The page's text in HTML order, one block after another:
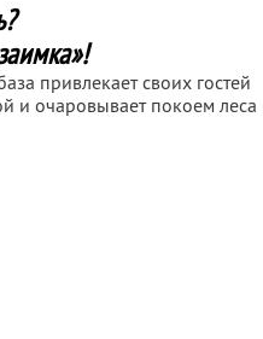
привлекает своих гостей
и очаровывает покоем леса